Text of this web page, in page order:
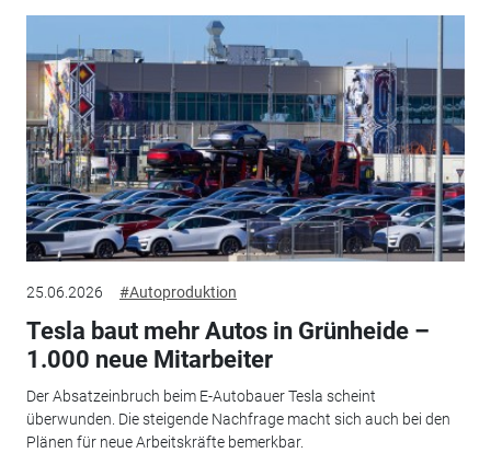
25.06.2026 #Autoproduktion
Tesla baut mehr Autos in Grünheide –
1.000 neue Mitarbeiter
Der Absatzeinbruch beim E-Autobauer Tesla scheint
überwunden. Die steigende Nachfrage macht sich auch bei den
Plänen für neue Arbeitskräfte bemerkbar.